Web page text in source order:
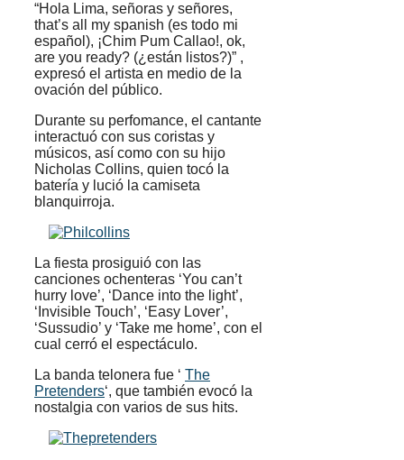
“Hola Lima, señoras y señores,
that’s all my spanish (es todo mi
español), ¡Chim Pum Callao!, ok,
are you ready? (¿están listos?)” ,
expresó el artista en medio de la
ovación del público.
Durante su perfomance, el cantante
interactuó con sus coristas y
músicos, así como con su hijo
Nicholas Collins, quien tocó la
batería y lució la camiseta
blanquirroja.
La fiesta prosiguió con las
canciones ochenteras ‘You can’t
hurry love’, ‘Dance into the light’,
‘Invisible Touch’, ‘Easy Lover’,
‘Sussudio’ y ‘Take me home’, con el
cual cerró el espectáculo.
La banda telonera fue ‘ The
Pretenders‘, que también evocó la
nostalgia con varios de sus hits.